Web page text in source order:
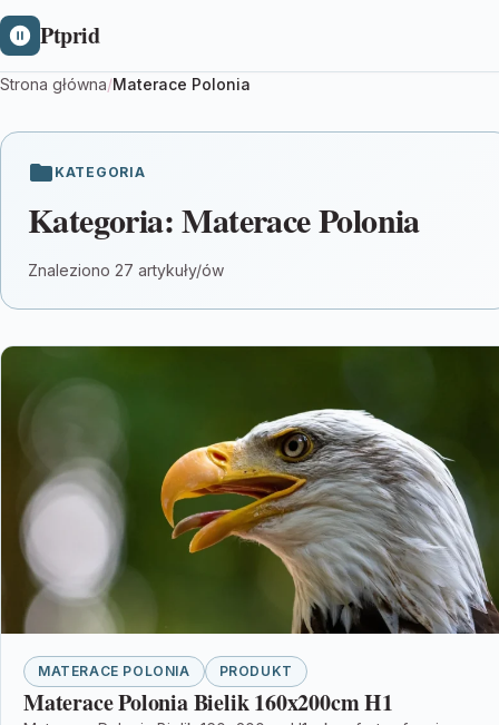
Ptprid
Strona główna/Materace Polonia
KATEGORIA
Kategoria:Materace Polonia
Znaleziono 27 artykuły/ów
MATERACE POLONIA PRODUKT
Materace Polonia Bielik 160x200cm H1